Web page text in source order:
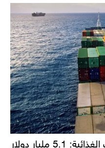
قفزة في صادرات الصناعات الغذائية: 5.1 مليار دولار